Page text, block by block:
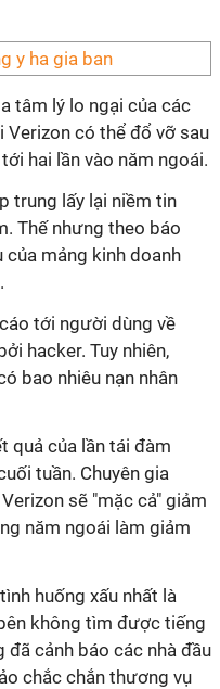
tâm lý lo ngại của các
Verizon có thể đổ vỡ sau
hai lần vào năm ngoái.
trung lấy lại niềm tin
Thế nhưng theo báo
của mảng kinh doanh
tới người dùng về
hacker. Tuy nhiên,
bao nhiêu nạn nhân
quả của lần tái đàm
tuần. Chuyên gia
sẽ "mặc cả" giảm
năm ngoái làm giảm
huống xấu nhất là
không tìm được tiếng
đã cảnh báo các nhà đầu
chắc chắn thương vụ